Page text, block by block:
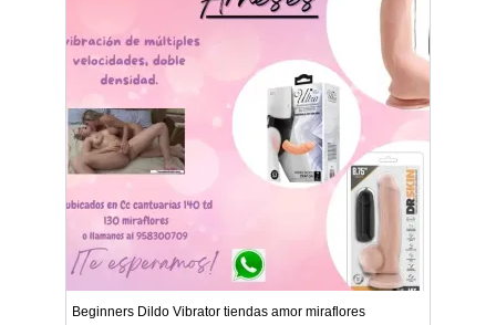
Beginners Dildo Vibrator tiendas amor miraflores